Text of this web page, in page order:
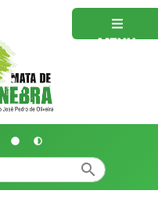
MENU
search